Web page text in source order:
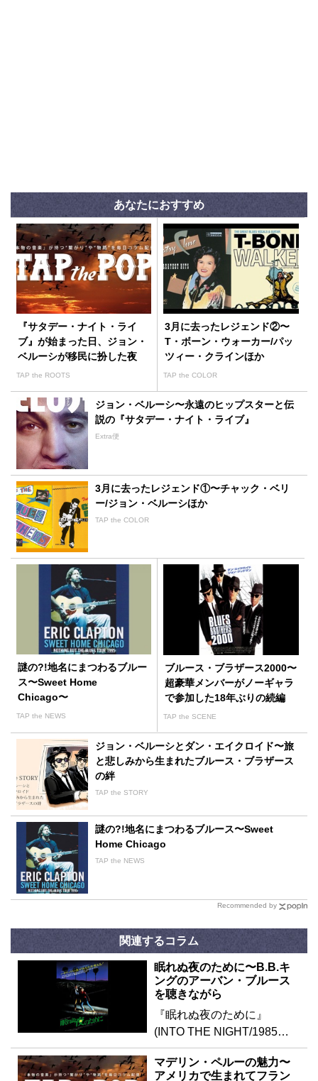
あなたにおすすめ
『サタデー・ナイト・ライ
ブ』が始まった日、ジョン・
ベルーシが移民に扮した夜
TAP the ROOTS
3月に去ったレジェンド②〜
T・ボーン・ウォーカー/パッ
ツィー・クラインほか
TAP the COLOR
ジョン・ベルーシ〜永遠のヒップスターと伝
説の『サタデー・ナイト・ライブ』
Extra便
3月に去ったレジェンド①〜チャック・ベリ
ー/ジョン・ベルーシほか
TAP the COLOR
謎の?!地名にまつわるブルー
ス〜Sweet Home
Chicago〜
TAP the NEWS
ブルース・ブラザース2000〜
超豪華メンバーがノーギャラ
で参加した18年ぶりの続編
TAP the SCENE
ジョン・ベルーシとダン・エイクロイド〜旅
と悲しみから生まれたブルース・ブラザース
の絆
TAP the STORY
謎の?!地名にまつわるブルース〜Sweet
Home Chicago
TAP the NEWS
Recommended by
関連するコラム
眠れぬ夜のために〜B.B.キ
ングのアーバン・ブルース
を聴きながら
『眠れぬ夜のために』
(INTO THE NIGHT/1985…
マデリン・ペルーの魅力〜
アメリカで生まれてフラン